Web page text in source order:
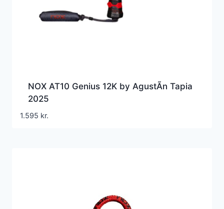
NOX AT10 Genius 12K by AgustÃ­n Tapia
2025
1.595 kr.